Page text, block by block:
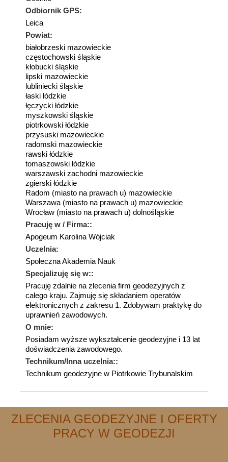
Odbiornik GPS:
Leica
Powiat:
białobrzeski mazowieckie
częstochowski śląskie
kłobucki śląskie
lipski mazowieckie
lubliniecki śląskie
łaski łódzkie
łęczycki łódzkie
myszkowski śląskie
piotrkowski łódzkie
przysuski mazowieckie
radomski mazowieckie
rawski łódzkie
tomaszowski łódzkie
warszawski zachodni mazowieckie
zgierski łódzkie
Radom (miasto na prawach u) mazowieckie
Warszawa (miasto na prawach u) mazowieckie
Wrocław (miasto na prawach u) dolnośląskie
Pracuję w / Firma::
Apogeum Karolina Wójciak
Uczelnia:
Społeczna Akademia Nauk
Specjalizuję się w::
Pracuję zdalnie na zlecenia firm geodezyjnych z
całego kraju. Zajmuję się składaniem operatów
elektronicznych z zakresu 1. Zdobywam praktykę do
uprawnień zawodowych.
O mnie:
Posiadam wyższe wykształcenie geodezyjne i 13 lat
doświadczenia zawodowego.
Technikum/Inna uczelnia::
Technikum geodezyjne w Piotrkowie Trybunalskim
ZLECENIA GEODEZYJNE I OFERTY
PRACY W GEODEZJI